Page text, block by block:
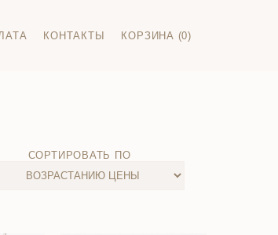
КОНТАКТЫ КОРЗИНА (0)
СОРТИРОВАТЬ ПО